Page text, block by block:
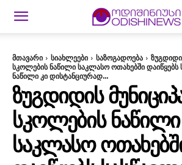
მთავარი სიახლეები საზოგადოება
სკოლების ნაწილი საკლასო ოთახებში
ნაწილი კი დისტანციურად...
ᲖᲣᲒᲓᲘᲓᲘᲡ
ᲡᲙᲝᲚᲔᲑᲘᲡ ᲜᲐᲬᲘᲚᲘ
ᲡᲐᲙᲚᲐᲡᲝ